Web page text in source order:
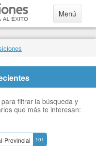
Menú
filtrar la búsqueda y
que más te interesan:
Provincial 101